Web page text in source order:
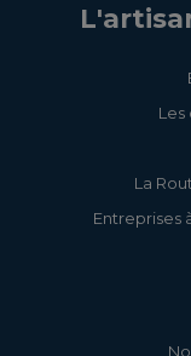
Les
La
Entreprises